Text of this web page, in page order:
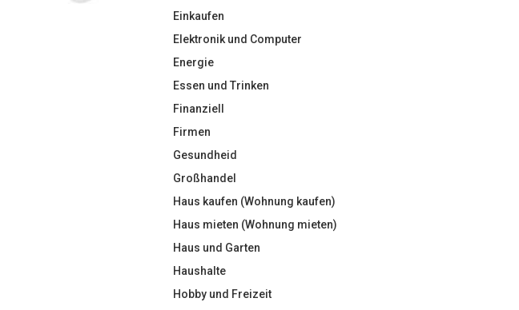
Einkaufen
Elektronik und Computer
Energie
Essen und Trinken
Finanziell
Firmen
Gesundheid
Großhandel
Haus kaufen (Wohnung kaufen)
Haus mieten (Wohnung mieten)
Haus und Garten
Haushalte
Hobby und Freizeit